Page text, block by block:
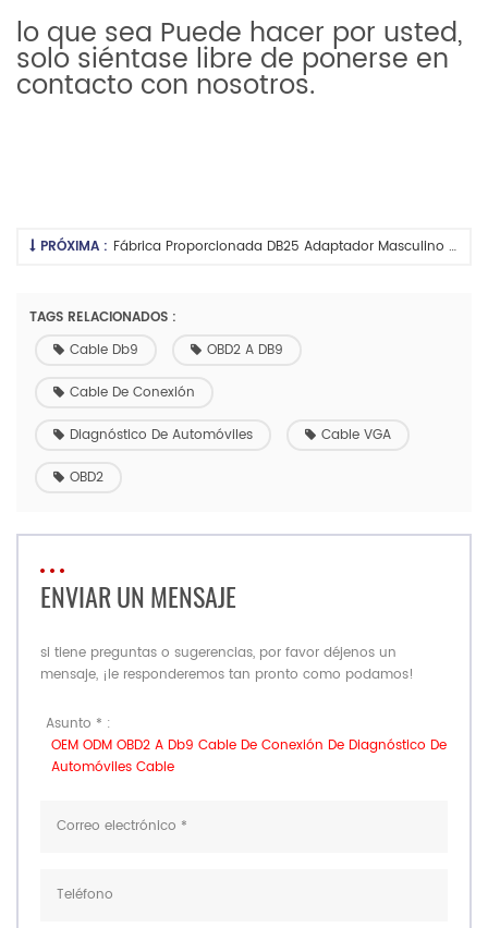
lo que sea Puede hacer por usted,
solo siéntase libre de ponerse en
contacto con nosotros.
PRÓXIMA : Fábrica Proporcionada DB25 Adaptador Masculino DB25 Mujer A Mujer DB25 Adaptador De DB Del Adaptador D-Sub Conector
TAGS RELACIONADOS :
Cable Db9
OBD2 A DB9
Cable De Conexión
Diagnóstico De Automóviles Cable VGA
OBD2
ENVIAR UN MENSAJE
si tiene preguntas o sugerencias, por favor déjenos un
mensaje, ¡le responderemos tan pronto como podamos!
Asunto * :
OEM ODM OBD2 A Db9 Cable De Conexión De Diagnóstico De
Automóviles Cable